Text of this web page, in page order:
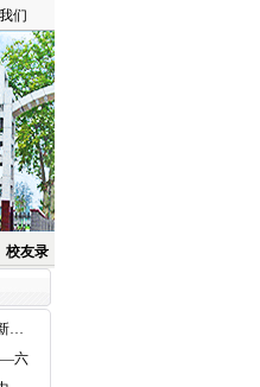
们
校友录
安
六